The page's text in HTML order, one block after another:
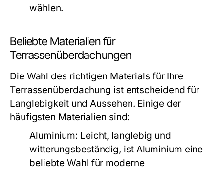
wählen.
Beliebte Materialien für
Terrassenüberdachungen
Die Wahl des richtigen Materials für Ihre
Terrassenüberdachung ist entscheidend für
Langlebigkeit und Aussehen. Einige der
häufigsten Materialien sind:
Aluminium: Leicht, langlebig und
witterungsbeständig, ist Aluminium eine
beliebte Wahl für moderne